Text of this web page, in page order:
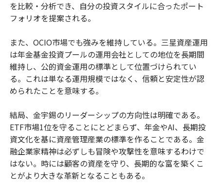
を比較・分析でき、自分の投資スタイルに合ったポート
フォリオを提案される。
また、OCIO市場でも強みを維持している。三星資産運用
は年金基金投資プールの運用会社としての地位を長期間
維持し、公的資金運用の標準として位置づけられてい
る。これは単なる運用規模ではなく、信頼と安定性が認
められたことを意味する。
結局、金宇錫のリーダーシップの方向性は明確である。
ETF市場1位を守ることにとどまらず、年金やAI、長期投
資文化を基に資産管理産業の標準を作ることである。金
融企業家精神は必ずしも冒険や攻撃性を意味するわけで
はない。時には顧客の資産を守り、長期的な富を築くこ
とがより大きな革新となることもある。